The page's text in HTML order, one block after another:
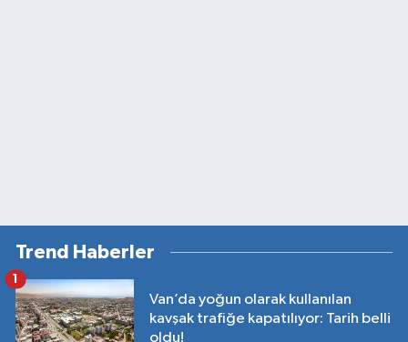
Trend Haberler
Van’da yoğun olarak kullanılan
kavşak trafiğe kapatılıyor: Tarih belli
oldu!
1